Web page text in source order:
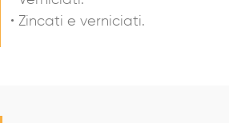
• Zincati e verniciati.